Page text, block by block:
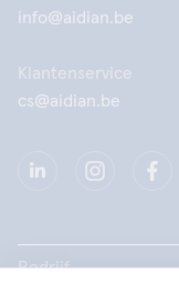
info@aidian.be
Klantenservice
cs@aidian.be
Bedrijf